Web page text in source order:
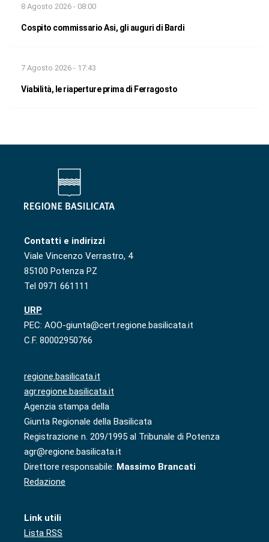
8 Agosto 2026 - 08:00
Cospito commissario Asi, gli auguri di Bardi
7 Agosto 2026 - 17:43
Viabilità, le riaperture prima di Ferragosto
Contatti e indirizzi
Viale Vincenzo Verrastro, 4
85100 Potenza PZ
Tel 0971 661111
URP
PEC: AOO-giunta@cert.regione.basilicata.it
C.F. 80002950766
regione.basilicata.it
agr.regione.basilicata.it
Agenzia stampa della
Giunta Regionale della Basilicata
Registrazione n. 209/1995 al Tribunale di Potenza
agr@regione.basilicata.it
Direttore responsabile: Massimo Brancati
Redazione
Link utili
Lista RSS